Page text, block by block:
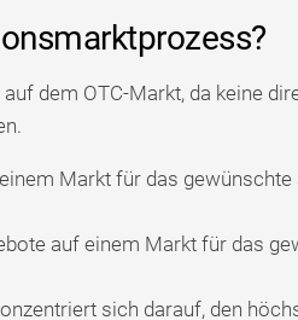
dem OTC-Markt, da keine
Markt für das
auf einem Markt für das
sich darauf, den